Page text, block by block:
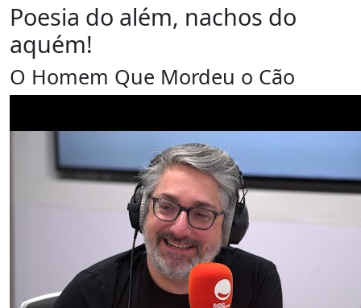
Poesia do além, nachos do
aquém!
O Homem Que Mordeu o Cão